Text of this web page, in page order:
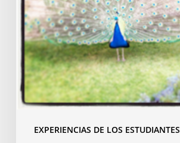
EXPERIENCIAS DE LOS ESTUDIANTES